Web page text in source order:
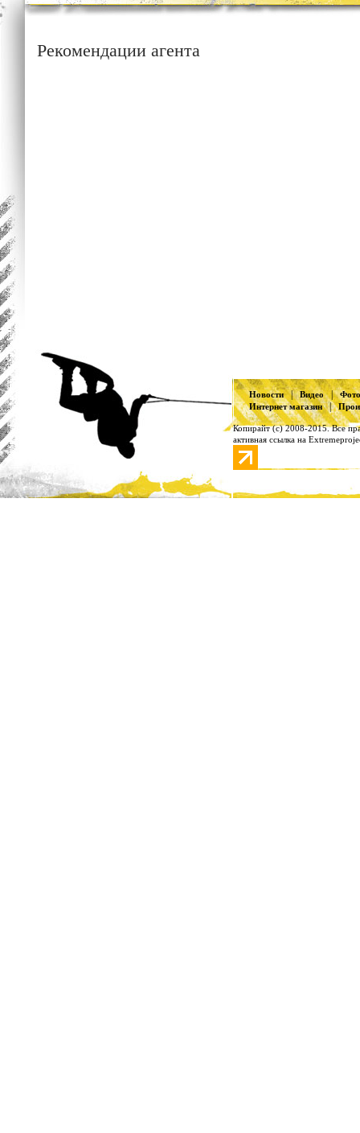
Рекомендации агента
Новости|Видео|
Интернет магазин|
Копирайт (с) 2008-2015. Все
активная ссылка на